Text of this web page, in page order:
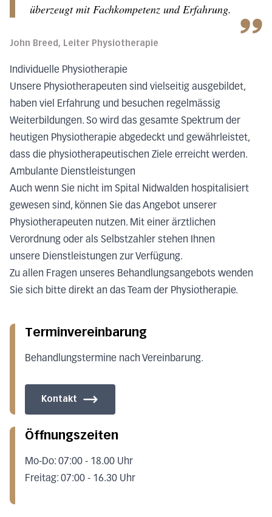
überzeugt mit Fachkompetenz und Erfahrung.
John Breed, Leiter Physiotherapie
Individuelle Physiotherapie
Unsere Physiotherapeuten sind vielseitig ausgebildet,
haben viel Erfahrung und besuchen regelmässig
Weiterbildungen. So wird das gesamte Spektrum der
heutigen Physiotherapie abgedeckt und gewährleistet,
dass die physiotherapeutischen Ziele erreicht werden.
Ambulante Dienstleistungen
Auch wenn Sie nicht im Spital Nidwalden hospitalisiert
gewesen sind, können Sie das Angebot unserer
Physiotherapeuten nutzen. Mit einer ärztlichen
Verordnung oder als Selbstzahler stehen Ihnen
unsere Dienstleistungen zur Verfügung.
Zu allen Fragen unseres Behandlungsangebots wenden
Sie sich bitte direkt an das Team der Physiotherapie.
Terminvereinbarung
Behandlungstermine nach Vereinbarung.
Kontakt
Öffnungszeiten
Mo-Do: 07:00 - 18.00 Uhr
Freitag: 07:00 - 16.30 Uhr